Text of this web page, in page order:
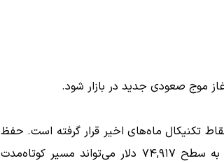
موج صعودی جدید در بازار شود.
تکنیکال ماه‌های اخیر قرار گرفته است. حفظ
حمایت ۷۲ هزار دلار و واکنش قیمت به سطح ۷۴,۹۱۷ دلار می‌تواند مسیر کوتاه‌مدت